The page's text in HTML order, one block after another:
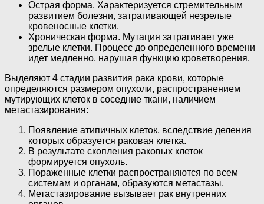
Острая форма. Характеризуется стремительным
развитием болезни, затрагивающей незрелые
кровеносные клетки.
Хроническая форма. Мутация затрагивает уже
зрелые клетки. Процесс до определенного времени
идет медленно, нарушая функцию кроветворения.
Выделяют 4 стадии развития рака крови, которые
определяются размером опухоли, распространением
мутирующих клеток в соседние ткани, наличием
метастазирования:
Появление атипичных клеток, вследствие деления
которых образуется раковая клетка.
В результате скопления раковых клеток
формируется опухоль.
Пораженные клетки распространяются по всем
системам и органам, образуются метастазы.
Метастазирование вызывает рак внутренних